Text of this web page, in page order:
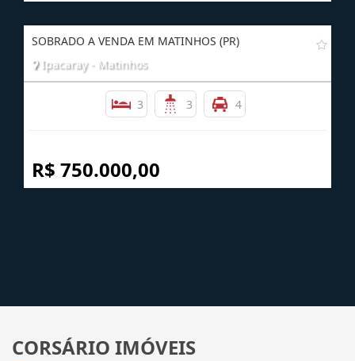
SOBRADO A VENDA EM MATINHOS (PR)
Ipacaray - Matinhos
3 3 4
R$ 750.000,00
CORSÁRIO IMÓVEIS